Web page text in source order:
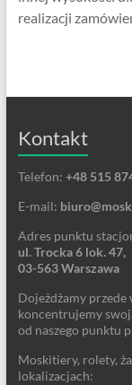
realizacji
Kontakt
Telefon: +48 515
E-mail:
Adres punktu
ul. Trocka 6 lok. 47,
03-563 Warszawa
Dojeżdżamy
koncentrujemy
od naszego punktu
Moskitiery, rolety,
lokalizacjach: